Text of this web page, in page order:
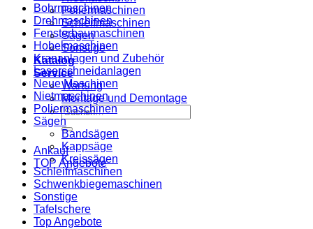
Poliermaschinen
Schleifmaschinen
Sägen
Sonstige
Katalog
Service
Wartung
Montage und Demontage
Suche
nach:
Ankauf
TOP Angebote
Bohrmaschinen
Drehmaschinen
Fensterbaumaschinen
Hobelmaschinen
Krananlagen und Zubehör
Laserschneidanlagen
Neue Maschinen
Nietmaschinen
Poliermaschinen
Sägen
Bandsägen
Kappsäge
Kreissägen
Schleifmaschinen
Schwenkbiegemaschinen
Sonstige
Tafelschere
Top Angebote